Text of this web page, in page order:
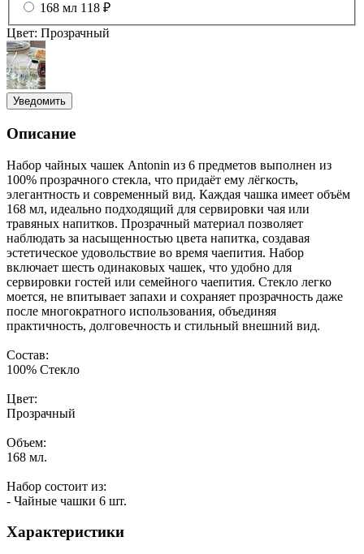
168 мл 118 ₽
Цвет: Прозрачный
Уведомить
Описание
Набор чайных чашек Antonin из 6 предметов выполнен из
100% прозрачного стекла, что придаёт ему лёгкость,
элегантность и современный вид. Каждая чашка имеет объём
168 мл, идеально подходящий для сервировки чая или
травяных напитков. Прозрачный материал позволяет
наблюдать за насыщенностью цвета напитка, создавая
эстетическое удовольствие во время чаепития. Набор
включает шесть одинаковых чашек, что удобно для
сервировки гостей или семейного чаепития. Стекло легко
моется, не впитывает запахи и сохраняет прозрачность даже
после многократного использования, объединяя
практичность, долговечность и стильный внешний вид.
Состав:
100% Стекло
Цвет:
Прозрачный
Объем:
168 мл.
Набор состоит из:
- Чайные чашки 6 шт.
Характеристики